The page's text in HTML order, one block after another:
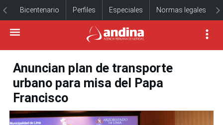
Bicentenario Perfiles Especiales Normas legales
Anuncian plan de transporte
urbano para misa del Papa
Francisco